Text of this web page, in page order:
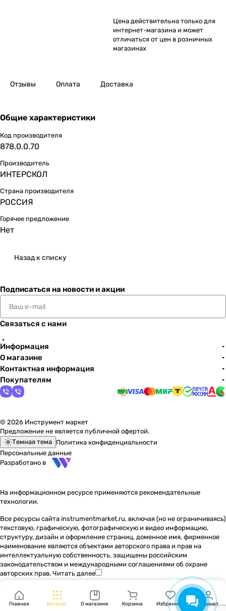
Цена действительна только для
интернет-магазина и может
отличаться от цен в розничных
магазинах
Отзывы Оплата Доставка
Общие характеристики
Код производителя
878.0.0.70
Производитель
ИНТЕРСКОЛ
Страна производителя
РОССИЯ
Горячее предложение
Нет
Назад к списку
Подписаться на новости и акции
Связаться с нами
Информация
О магазине
Контактная информация
Покупателям
© 2026 Инструмент маркет
Предложение не является публичной офертой.
Темная тема Политика конфиденциальности
Персональные данные
Разработано в
На информационном ресурсе применяются рекомендательные
технологии.
Все ресурсы сайта instrumentmarket.ru, включая (но не ограничиваясь)
текстовую, графическую, фотографическую и видео информацию,
структуру, дизайн и оформление страниц, доменное имя, фирменное
наименование являются объектами авторского права и прав на
интеллектуальную собственность, защищены российским
законодательством и международными соглашениями об охране
авторских прав. Читать далее
Главная Каталог О магазине Корзина Избранные Кабинет